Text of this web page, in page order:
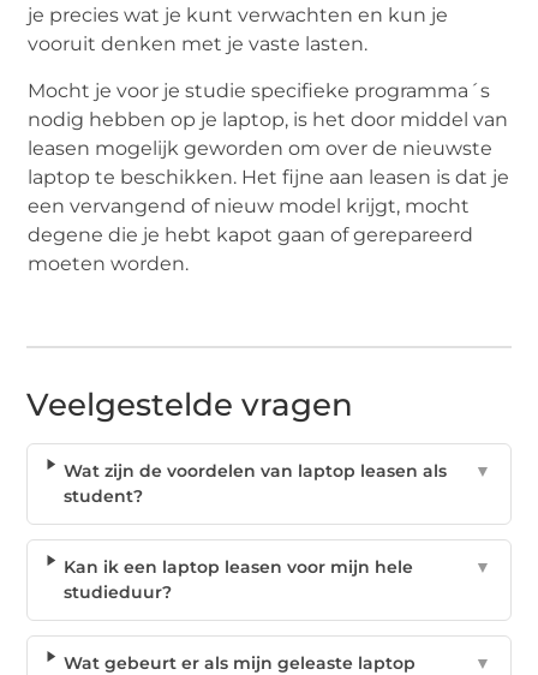
je precies wat je kunt verwachten en kun je
vooruit denken met je vaste lasten.
Mocht je voor je studie specifieke programma´s
nodig hebben op je laptop, is het door middel van
leasen mogelijk geworden om over de nieuwste
laptop te beschikken. Het fijne aan leasen is dat je
een vervangend of nieuw model krijgt, mocht
degene die je hebt kapot gaan of gerepareerd
moeten worden.
Veelgestelde vragen
Wat zijn de voordelen van laptop leasen als
student?
▼
Kan ik een laptop leasen voor mijn hele
studieduur?
▼
Wat gebeurt er als mijn geleaste laptop
▼